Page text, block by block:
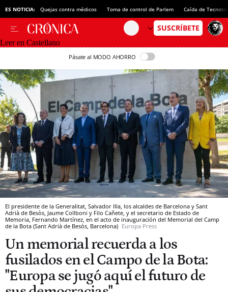
ES NOTICIA: Quejas contra médicos Toma de control de Parlem Caída de
Leer en Castellano
Pásate al MODO AHORRO
El presidente de la Generalitat, Salvador Illa, los alcaldes de Barcelona y Sant
Adrià de Besòs, Jaume Collboni y Filo Cañete, y el secretario de Estado de
Memoria, Fernando Martínez, en el acto de inauguración del Memorial del Camp
de la Bota (Sant Adrià de Besòs, Barcelona) Europa Press
Un memorial recuerda a los
fusilados en el Campo de la Bota:
"Europa se jugó aquí el futuro de